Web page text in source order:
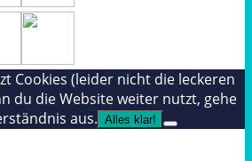
Cookies (leider nicht die leckeren
du die Website weiter nutzt, gehe
aus. Alles klar!